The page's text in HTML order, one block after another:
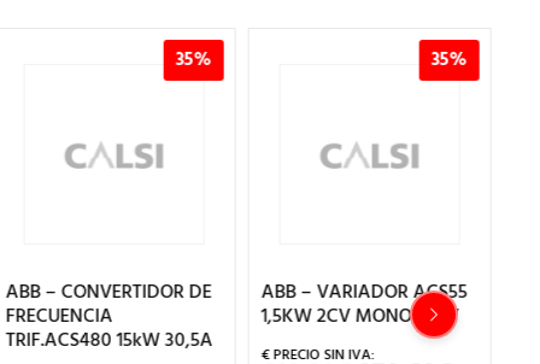
35%
ABB – CONVERTIDOR DE
FRECUENCIA
TRIF.ACS480 15kW 30,5A
35%
ABB – VARIADOR ACS55
1,5KW 2CV MONO 220V